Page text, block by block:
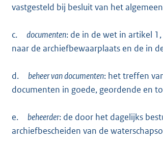
vastgesteld bij besluit van het
c. documenten: de in de wet in artikel
naar de archiefbewaarplaats en de in
d. beheer van documenten: het treffen
documenten in goede, geordende en
e. beheerder: de door het dagelijks
archiefbescheiden van de